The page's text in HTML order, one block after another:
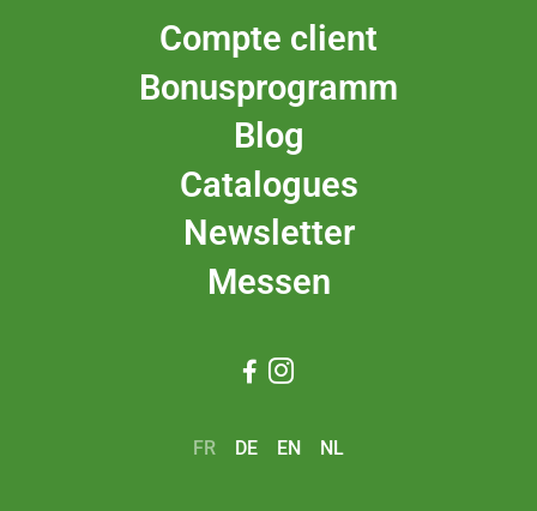
Compte client
Bonusprogramm
Blog
Catalogues
Newsletter
Messen
 
FR DE EN NL